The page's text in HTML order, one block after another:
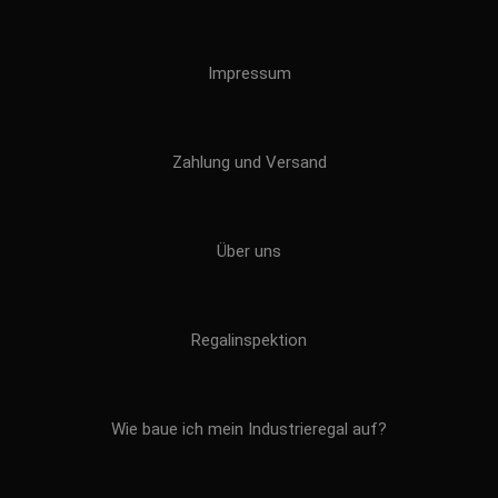
Impressum
Zahlung und Versand
Über uns
Regalinspektion
Wie baue ich mein Industrieregal auf?